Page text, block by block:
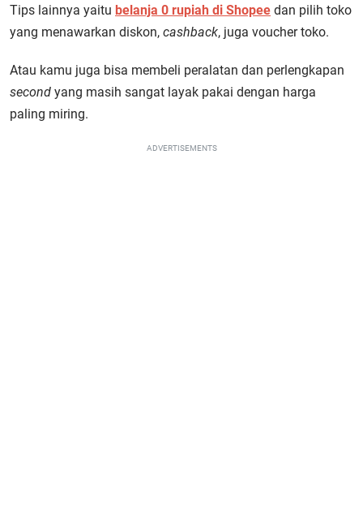
Tips lainnya yaitu belanja 0 rupiah di Shopee dan pilih toko
yang menawarkan diskon, cashback, juga voucher toko.
Atau kamu juga bisa membeli peralatan dan perlengkapan
second yang masih sangat layak pakai dengan harga
paling miring.
ADVERTISEMENTS